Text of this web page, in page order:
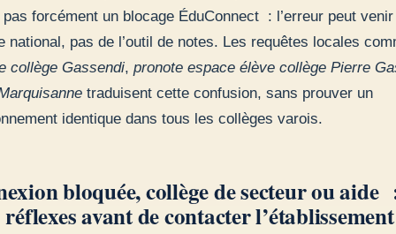
forcément un blocage ÉduConnect : l’erreur peut venir
national, pas de l’outil de notes. Les requêtes locales
collège Gassendi, pronote espace élève collège Pierre
traduisent cette confusion, sans prouver un
identique dans tous les collèges varois.
bloquée, collège de secteur ou aide
avant de contacter l’établissement